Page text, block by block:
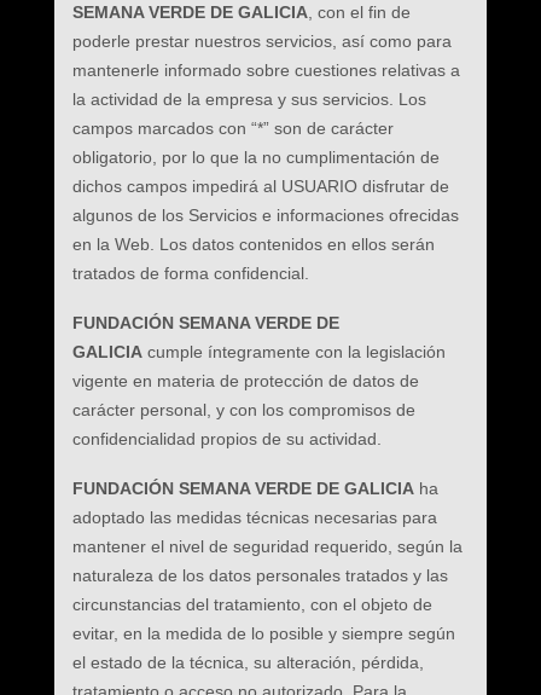
SEMANA VERDE DE GALICIA, con el fin de
poderle prestar nuestros servicios, así como para
mantenerle informado sobre cuestiones relativas a
la actividad de la empresa y sus servicios. Los
campos marcados con “*” son de carácter
obligatorio, por lo que la no cumplimentación de
dichos campos impedirá al USUARIO disfrutar de
algunos de los Servicios e informaciones ofrecidas
en la Web. Los datos contenidos en ellos serán
tratados de forma confidencial.
FUNDACIÓN SEMANA VERDE DE
GALICIAcumple íntegramente con la legislación
vigente en materia de protección de datos de
carácter personal, y con los compromisos de
confidencialidad propios de su actividad.
FUNDACIÓN SEMANA VERDE DE GALICIA ha
adoptado las medidas técnicas necesarias para
mantener el nivel de seguridad requerido, según la
naturaleza de los datos personales tratados y las
circunstancias del tratamiento, con el objeto de
evitar, en la medida de lo posible y siempre según
el estado de la técnica, su alteración, pérdida,